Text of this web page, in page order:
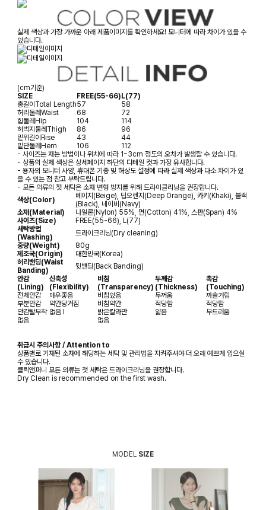
실제 색상과 가장 가까운 아래 제품이미지를 확인하세요! 모니터에 따라 차이가 있을 수
있습니다.
(cm기준)
SIZE
FREE(55-66)L(77)
총길이Total Length57
58
허리둘레Waist 68
72
힙둘레Hip 104
114
허벅지둘레Thigh 86
96
밑위길이Rise 43
44
밑단둘레Hem 106
112
- 사이즈는 재는 방법이나 위치에 따라 1~3cm 정도의 오차가 발생할 수 있습니다.
- 상품의 실제 색상은 상세페이지 하단의 디테일 컷과 가장 유사합니다.
- 용자의 모니터 사양, 휴대폰 기종 및 해상도 설정에 따라 실제 색상과 다소 차이가 있
을 수 있는 점 참고 부탁드립니다.
- 모든 의류의 첫 세탁은 소재 변형 방지를 위해 드라이클리닝을 권장합니다.
색상(Color)
베이지(Beige), 딥오렌지(Deep Orange), 카키(Khaki), 블랙
(Black), 네이비(Navy)
소재(Material)
나일론(Nylon) 55%, 면(Cotton) 41%, 스판(Span) 4%
사이즈(Size)
FREE(55-66), L(77)
세탁방법
(Washing)
드라이크리닝(Dry cleaning)
중량(Weight)
80g
제조국(Origin)
대한민국(Korea)
허리밴딩(Waist
Banding)
뒷밴딩(Back Banding)
안감
(Lining)
신축성
(Flexibility)
비침
(Transparency)
두께감
(Thickness)
촉감
(Touching)
전체안감
매우좋음 비침있음 두꺼움
까슬거림
부분안감
약간당겨짐 비침약간 적당함
적당함
안감탈부착 없음 I 밝은칼라만 얇음
부드러움
없음
없음
취급시 주의사항 / Attention to
상품별로 기재된 소재에 해당하는 세탁 및 관리법을 지켜주셔야 더 오래 예쁘게 입으실
수 있습니다.
클릭앤퍼니 모든 의류는 첫 세탁은 드라이크리닝을 권장합니다.
Dry Clean is recommended on the first wash.
MODEL SIZE